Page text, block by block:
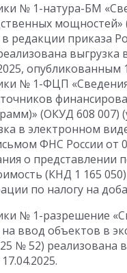
№ 1-натура-БМ
редакции приказа
выгрузка
опубликованным
№ 1-ФЦП
(ОКУД 608 007)
в электронном
ФНС России от
о представлении
(КНД 1 165
по налогу на
№ 1-разрешение
на ввод объектов в
№ 52) реализована
.